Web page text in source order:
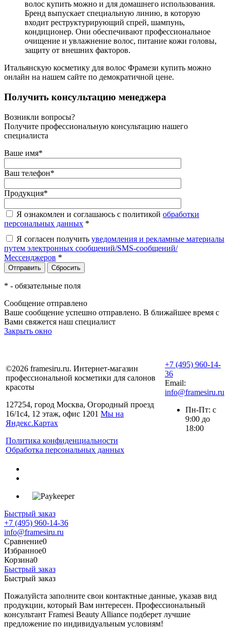
волос купить можно и для домашнего использования.
Бренд выпускает специальную линию, в которую
входит реструктурирующий спрей, шампунь,
кондиционер. Они обеспечивают профессиональное
очищение и увлажнение волос, питание кожи головы,
защиту от внешних факторов.
Итальянскую косметику для волос Фрамези купить можно
онлайн на нашем сайте по демократичной цене.
Получить консультацию менеджера
Возникли вопросы?
Получите профессиональную консультацию нашего
специалиста
Ваше имя*
Ваш телефон*
Продукция*
Я ознакомлен и соглашаюсь с политикой обработки
персональных данных *
Я согласен получить уведомления и рекламные материалы
путем электронных сообщений/SMS-сообщений/
Мессенджеров *
* - обязательные поля
Сообщение отправлено
Ваше сообщение успешно отправлено. В ближайшее время с
Вами свяжется наш специалист
Закрыть окно
©2026 framesiru.ru. Интернет-магазин
профессиональной косметики для салонов
красоты
127254, город Москва, Огородный проезд
16/1с4, 12 этаж, офис 1201 Мы на
Яндекс.Картах
Политика конфиденциальности
Обработка персональных данных
+7 (495) 960-14-
36
Email:
info@framesiru.ru
Пн-Пт: с
9:00 до
18:00
Быстрый заказ
+7 (495) 960-14-36
info@framesiru.ru
Сравнение0
Избранное0
Корзина0
Быстрый заказ
Быстрый заказ
Пожалуйста заполните свои контактные данные, указав вид
продукции, который Вам интересен. Профессиональный
консультант Framesi Beauty Alliance подберет лучшие
предложение по индивидуальным условиям!